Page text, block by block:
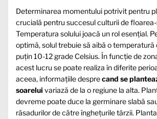
Determinarea momentului potrivit pentru
crucială pentru succesul culturii de
Temperatura solului joacă un rol esențial.
optimă, solul trebuie să aibă o
puțin 10-12 grade Celsius. În funcție de
acest lucru se poate realiza în diferite
aceea, informațiile desprecand se
soarelui variază de la o regiune la alta.
devreme poate duce la germinare slabă
răsadurilor de către înghețurile târzii.